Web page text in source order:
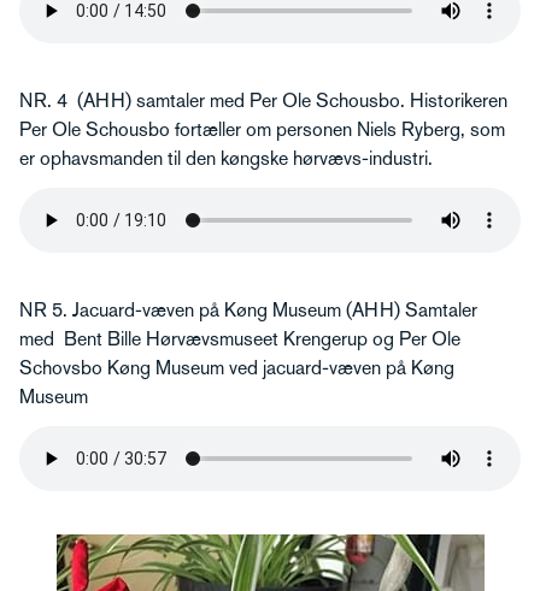
NR. 4 (AHH) samtaler med Per Ole Schousbo. Historikeren
Per Ole Schousbo fortæller om personen Niels Ryberg, som
er ophavsmanden til den køngske hørvævs-industri.
NR 5. Jacuard-væven på Køng Museum (AHH) Samtaler
med Bent Bille Hørvævsmuseet Krengerup og Per Ole
Schovsbo Køng Museum ved jacuard-væven på Køng
Museum